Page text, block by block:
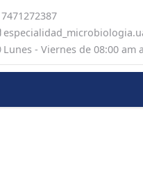
7471272387
Lunes - Viernes de 08:00 am